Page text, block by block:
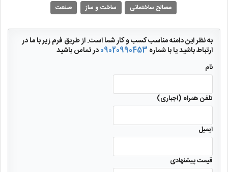
مصالح ساختمانی ساخت و ساز صنعت
به نظر این دامنه مناسب کسب و کار شما است. از طریق فرم زیر با ما در
ارتباط باشید یا با شماره09020990453در تماس باشید
تلفن همراه (اجباری)
ایمیل
قیمت پیشنهادی